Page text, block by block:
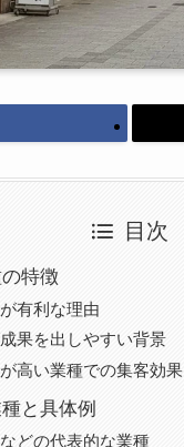
目次
特徴
有利な理由
果を出しやすい背景
高い業種での集客効果
と具体例
どの代表的な業種